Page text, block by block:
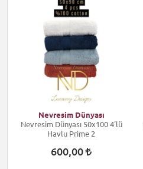
Nevresim Dünyası
Nevresim Dünyası 50x100 4'lü
Havlu Prime 2
600,00